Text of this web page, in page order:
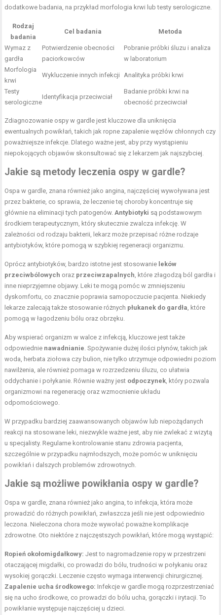
dodatkowe badania, na przykład morfologia krwi lub testy serologiczne.
Rodzaj
badania
Cel badania Metoda
Wymaz z
gardła
Potwierdzenie obecności
paciorkowców
Pobranie próbki śluzu i analiza
w laboratorium
Morfologia
krwi
Wykluczenie innych infekcji Analityka próbki krwi
Testy
serologiczne
Identyfikacja przeciwciał
Badanie próbki krwi na
obecność przeciwciał
Zdiagnozowanie ospy w gardle jest kluczowe dla uniknięcia
ewentualnych powikłań, takich jak ropne zapalenie węzłów chłonnych czy
poważniejsze infekcje. Dlatego ważne jest, aby przy wystąpieniu
niepokojących objawów skonsultować się z lekarzem jak najszybciej.
Jakie są metody leczenia ospy w gardle?
Ospa w gardle, znana również jako angina, najczęściej wywoływana jest
przez bakterie, co sprawia, że leczenie tej choroby koncentruje się
głównie na eliminacji tych patogenów.Antybiotyki są podstawowym
środkiem terapeutycznym, który skutecznie zwalcza infekcję. W
zależności od rodzaju bakterii, lekarz może przepisać różne rodzaje
antybiotyków, które pomogą w szybkiej regeneracji organizmu.
Oprócz antybiotyków, bardzo istotne jest stosowanie leków
przeciwbólowych oraz przeciwzapalnych, które złagodzą ból gardła i
inne nieprzyjemne objawy. Leki te mogą pomóc w zmniejszeniu
dyskomfortu, co znacznie poprawia samopoczucie pacjenta. Niekiedy
lekarze zalecają także stosowanie różnych płukanek do gardła, które
pomogą w łagodzeniu bólu oraz obrzęku.
Aby wspierać organizm w walce z infekcją, kluczowe jest także
odpowiednie nawadnianie. Spożywanie dużej ilości płynów, takich jak
woda, herbata ziołowa czy bulion, nie tylko utrzymuje odpowiedni poziom
nawilżenia, ale również pomaga w rozrzedzeniu śluzu, co ułatwia
oddychanie i połykanie. Równie ważny jest odpoczynek, który pozwala
organizmowi na regenerację oraz wzmocnienie układu
odpornościowego.
W przypadku bardziej zaawansowanych objawów lub niepożądanych
reakcji na stosowane leki, niezwykle ważne jest, aby nie zwlekać z wizytą
u specjalisty. Regularne kontrolowanie stanu zdrowia pacjenta,
szczególnie w przypadku najmłodszych, może pomóc w uniknięciu
powikłań i dalszych problemów zdrowotnych.
Jakie są możliwe powikłania ospy w gardle?
Ospa w gardle, znana również jako angina, to infekcja, która może
prowadzić do różnych powikłań, zwłaszcza jeśli nie jest odpowiednio
leczona. Nieleczona chora może wywołać poważne komplikacje
zdrowotne. Oto niektóre z najczęstszych powikłań, które mogą wystąpić:
Ropień okołomigdałkowy: Jest to nagromadzenie ropy w przestrzeni
otaczającej migdałki, co prowadzi do bólu, trudności w połykaniu oraz
wysokiej gorączki. Leczenie często wymaga interwencji chirurgicznej.
Zapalenie ucha środkowego: Infekcje w gardle mogą rozprzestrzeniać
się na ucho środkowe, co prowadzi do bólu ucha, gorączki i irytacji. To
powikłanie występuje najczęściej u dzieci.